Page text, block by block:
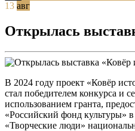
13 авг
Открылась
В 2024 году проект «Ковёр
стал победителем конкурса и
использованием гранта,
«Российский фонд культуры»
«Творческие люди»